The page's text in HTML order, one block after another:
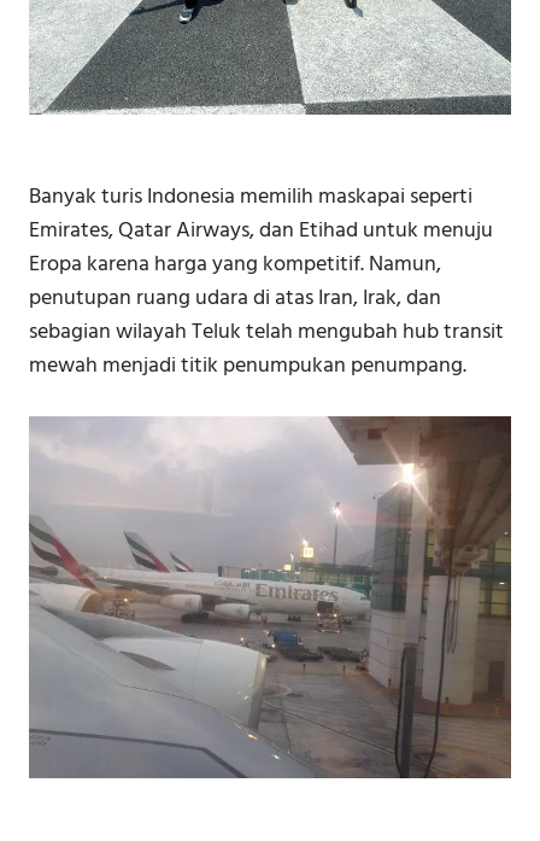
Banyak turis Indonesia memilih maskapai seperti
Emirates, Qatar Airways, dan Etihad untuk menuju
Eropa karena harga yang kompetitif. Namun,
penutupan ruang udara di atas Iran, Irak, dan
sebagian wilayah Teluk telah mengubah hub transit
mewah menjadi titik penumpukan penumpang.